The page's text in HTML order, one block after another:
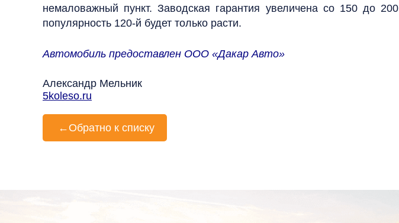
немаловажный пункт. Заводская гарантия увеличена со 150 до
популярность 120‑й будет только расти.
Автомобиль предоставлен ООО «Дакар Авто»
Александр Мельник
5koleso.ru
← Обратно к списку